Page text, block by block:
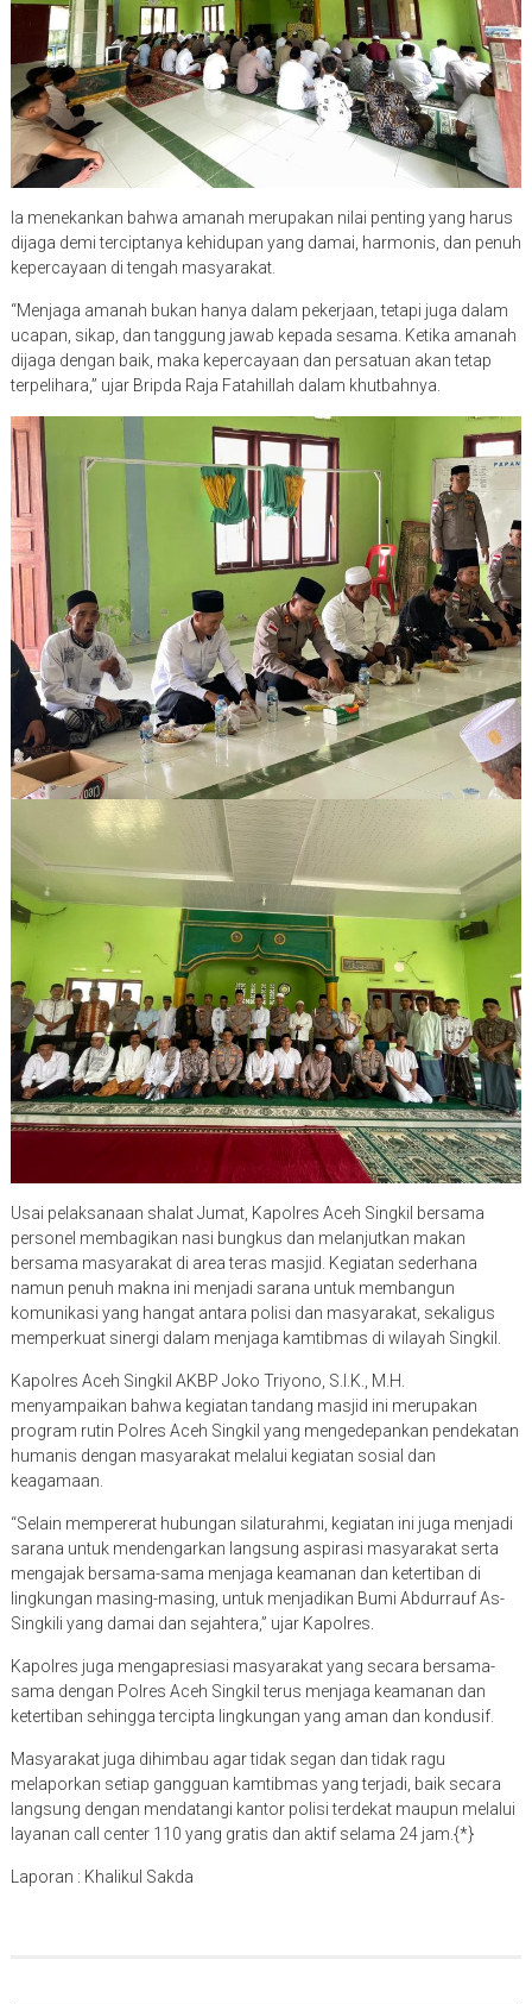
Ia menekankan bahwa amanah merupakan nilai penting yang harus
dijaga demi terciptanya kehidupan yang damai, harmonis, dan penuh
kepercayaan di tengah masyarakat.
“Menjaga amanah bukan hanya dalam pekerjaan, tetapi juga dalam
ucapan, sikap, dan tanggung jawab kepada sesama. Ketika amanah
dijaga dengan baik, maka kepercayaan dan persatuan akan tetap
terpelihara,” ujar Bripda Raja Fatahillah dalam khutbahnya.
Usai pelaksanaan shalat Jumat, Kapolres Aceh Singkil bersama
personel membagikan nasi bungkus dan melanjutkan makan
bersama masyarakat di area teras masjid. Kegiatan sederhana
namun penuh makna ini menjadi sarana untuk membangun
komunikasi yang hangat antara polisi dan masyarakat, sekaligus
memperkuat sinergi dalam menjaga kamtibmas di wilayah Singkil.
Kapolres Aceh Singkil AKBP Joko Triyono, S.I.K., M.H.
menyampaikan bahwa kegiatan tandang masjid ini merupakan
program rutin Polres Aceh Singkil yang mengedepankan pendekatan
humanis dengan masyarakat melalui kegiatan sosial dan
keagamaan.
“Selain mempererat hubungan silaturahmi, kegiatan ini juga menjadi
sarana untuk mendengarkan langsung aspirasi masyarakat serta
mengajak bersama-sama menjaga keamanan dan ketertiban di
lingkungan masing-masing, untuk menjadikan Bumi Abdurrauf As-
Singkili yang damai dan sejahtera,” ujar Kapolres.
Kapolres juga mengapresiasi masyarakat yang secara bersama-
sama dengan Polres Aceh Singkil terus menjaga keamanan dan
ketertiban sehingga tercipta lingkungan yang aman dan kondusif.
Masyarakat juga dihimbau agar tidak segan dan tidak ragu
melaporkan setiap gangguan kamtibmas yang terjadi, baik secara
langsung dengan mendatangi kantor polisi terdekat maupun melalui
layanan call center 110 yang gratis dan aktif selama 24 jam.{*}
Laporan : Khalikul Sakda